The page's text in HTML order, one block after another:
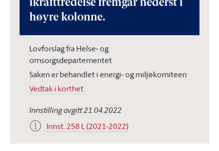
ikrafttredelse fremgår nederst i
høyre kolonne.
Lovforslag fra Helse- og
omsorgsdepartementet
Saken er behandlet i energi- og miljøkomiteen
Vedtak i korthet
Innstilling avgitt 21.04.2022
Innst. 258 L (2021-2022)